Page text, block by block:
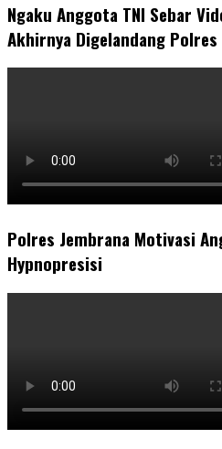
Ngaku Anggota TNI Sebar
Akhirnya Digelandang Polres
Polres Jembrana Motivasi
Hypnopresisi